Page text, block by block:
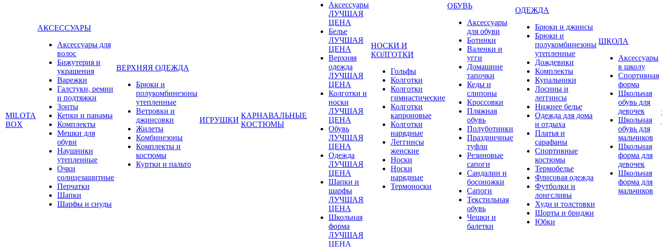
MILOTA
BOX
АКСЕССУАРЫ
Аксессуары для
волос
Бижутерия и
украшения
Варежки
Галстуки, ремни
и подтяжки
Зонты
Кепки и панамы
Комплекты
Мешки для
обуви
Наушники
утепленные
Очки
солнцезащитные
Перчатки
Шапки
Шарфы и снуды
ВЕРХНЯЯ ОДЕЖДА
Брюки и
полукомбинезоны
утепленные
Ветровки и
джинсовки
Жилеты
Комбинезоны
Комплекты и
костюмы
Куртки и пальто
ИГРУШКИ
КАРНАВАЛЬНЫЕ
КОСТЮМЫ
Аксессуары
ЛУЧШАЯ
ЦЕНА
Белье
ЛУЧШАЯ
ЦЕНА
Верхняя
одежда
ЛУЧШАЯ
ЦЕНА
Колготки и
носки
ЛУЧШАЯ
ЦЕНА
Обувь
ЛУЧШАЯ
ЦЕНА
Одежда
ЛУЧШАЯ
ЦЕНА
Шапки и
шарфы
ЛУЧШАЯ
ЦЕНА
Школьная
форма
ЛУЧШАЯ
ЦЕНА
НОСКИ И
КОЛГОТКИ
Гольфы
Колготки
Колготки
гимнастические
Колготки
капроновые
Колготки
нарядные
Леггинсы
женские
Носки
Носки
нарядные
Термоноски
ОБУВЬ
Аксессуары
для обуви
Ботинки
Валенки и
угги
Домашние
тапочки
Кеды и
слипоны
Кроссовки
Пляжная
обувь
Полуботинки
Праздничные
туфли
Резиновые
сапоги
Сандалии и
босоножки
Сапоги
Текстильная
обувь
Чешки и
балетки
ОДЕЖДА
Брюки и джинсы
Брюки и
полукомбинезоны
утепленные
Дождевики
Комплекты
Купальники
Лосины и
леггинсы
Нижнее белье
Одежда для дома
и отдыха
Платья и
сарафаны
Спортивные
костюмы
Термобелье
Флисовая одежда
Футболки и
лонгсливы
Худи и толстовки
Шорты и бриджи
Юбки
ШКОЛА
Аксессуары
в школу
Спортивная
форма
Школьная
обувь для
девочек
Школьная
обувь для
мальчиков
Школьная
форма для
девочек
Школьная
форма для
мальчиков